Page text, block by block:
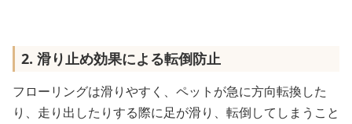
2. 滑り止め効果による転倒防止
フローリングは滑りやすく、ペットが急に方向転換した
り、走り出したりする際に足が滑り、転倒してしまうこと